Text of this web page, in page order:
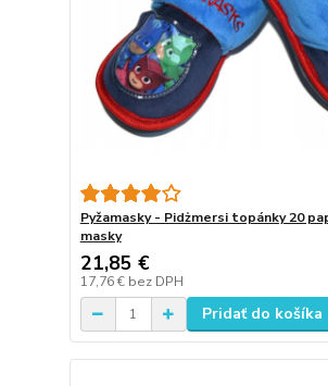
Pyžamasky - Pidżmersi topánky 20
masky
21,85 €
17,76 € bez DPH
Pridať do košíka